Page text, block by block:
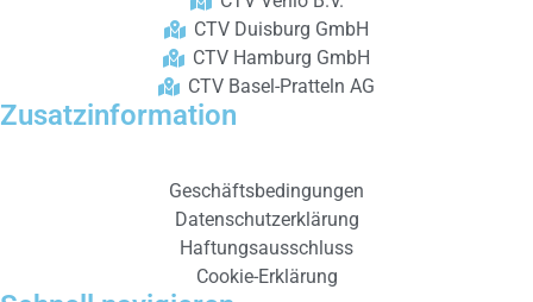
CTV Duisburg GmbH
CTV Hamburg GmbH
CTV Basel-Pratteln AG
Zusatzinformation
Geschäftsbedingungen
Datenschutzerklärung
Haftungsausschluss
Cookie-Erklärung